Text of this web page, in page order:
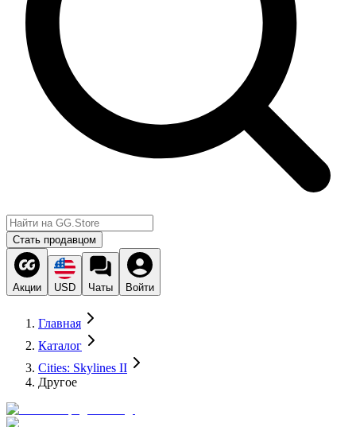
Стать продавцом
Акции USD Чаты Войти
Главная
Каталог
Cities: Skylines II
Другое